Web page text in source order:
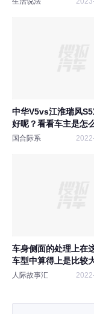
中华V5vs江淮瑞风
好呢？看看车主是怎
国合际系
车身侧面的处理上在
车型中算得上是比较
人际故事汇